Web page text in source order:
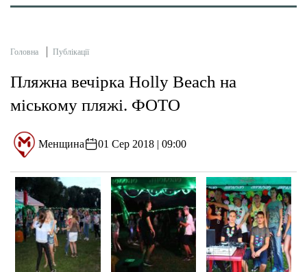
Головна Публікації
Пляжна вечірка Holly Beach на
міському пляжі. ФОТО
Менщина 01 Сер 2018 | 09:00